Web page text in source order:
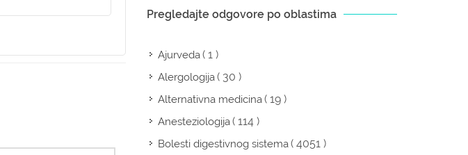
Pregledajte odgovore po oblastima
Ajurveda( 1 )
Alergologija( 30 )
Alternativna medicina( 19 )
Anesteziologija( 114 )
Bolesti digestivnog sistema( 4051 )